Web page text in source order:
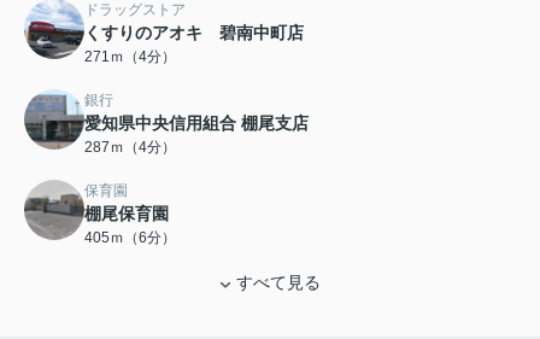
ドラッグストア
くすりのアオキ 碧南中町店
271ｍ（4分）
銀行
愛知県中央信用組合 棚尾支店
287ｍ（4分）
保育園
棚尾保育園
405ｍ（6分）
すべて見る